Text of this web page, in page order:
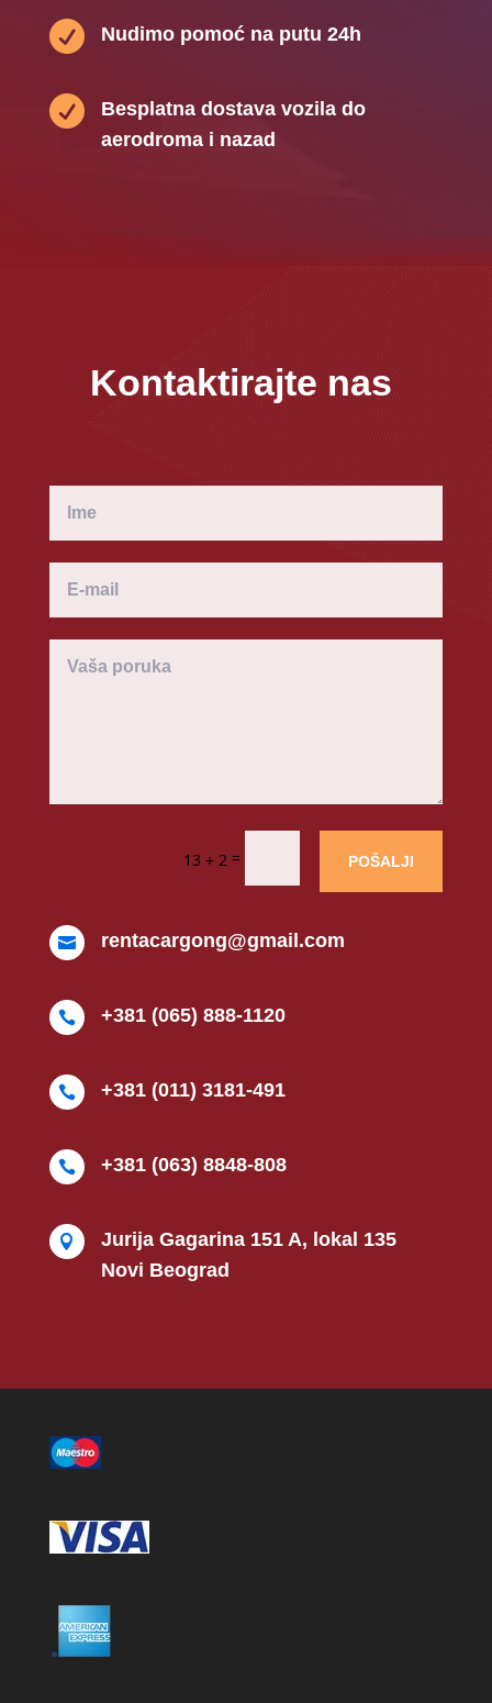
 Nudimo pomoć na putu 24h

Besplatna dostava vozila do
aerodroma i nazad
Kontaktirajte nas
13 + 2 = POŠALJI
 rentacargong@gmail.com
 +381 (065) 888-1120
 +381 (011) 3181-491
 +381 (063) 8848-808

Jurija Gagarina 151 A, lokal 135
Novi Beograd